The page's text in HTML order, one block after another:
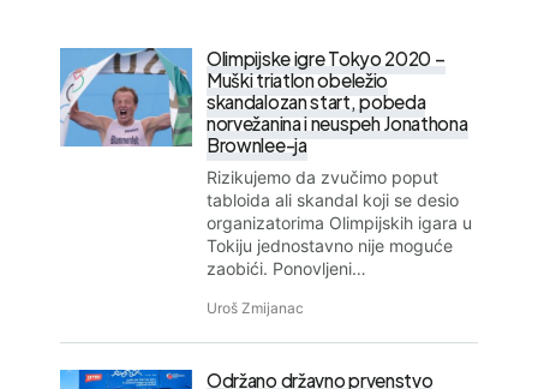
Olimpijske igre Tokyo 2020 –
Muški triatlon obeležio
skandalozan start, pobeda
norvežanina i neuspeh Jonathona
Brownlee-ja
Rizikujemo da zvučimo poput
tabloida ali skandal koji se desio
organizatorima Olimpijskih igara u
Tokiju jednostavno nije moguće
zaobići. Ponovljeni…
Uroš Zmijanac
Održano državno prvenstvo